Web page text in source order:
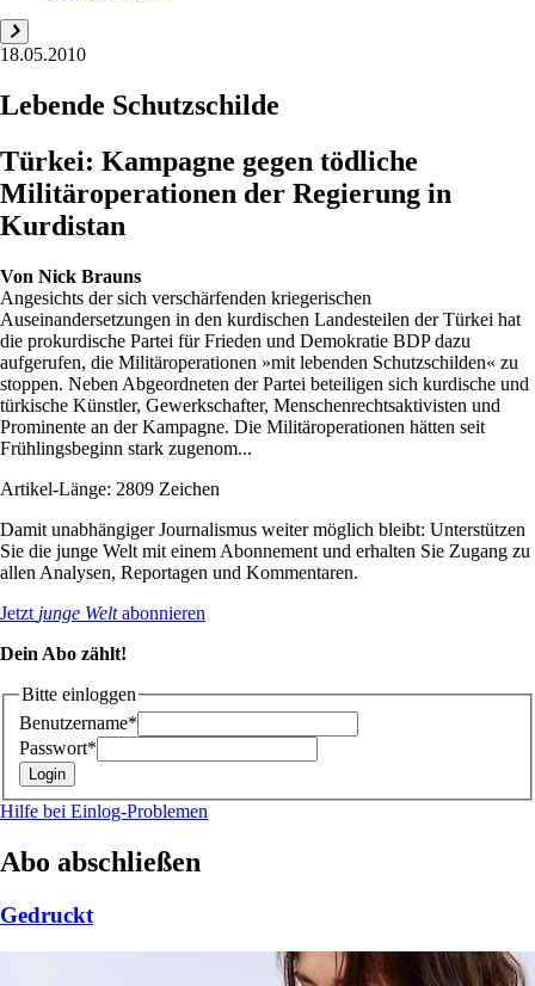
18.05.2010
Lebende Schutzschilde
Türkei: Kampagne gegen tödliche
Militäroperationen der Regierung in
Kurdistan
Von Nick Brauns
Angesichts der sich verschärfenden kriegerischen
Auseinandersetzungen in den kurdischen Landesteilen der Türkei hat
die prokurdische Partei für Frieden und Demokratie BDP dazu
aufgerufen, die Militäroperationen »mit lebenden Schutzschilden« zu
stoppen. Neben Abgeordneten der Partei beteiligen sich kurdische und
türkische Künstler, Gewerkschafter, Menschenrechtsaktivisten und
Prominente an der Kampagne. Die Militäroperationen hätten seit
Frühlingsbeginn stark zugenom...
Artikel-Länge: 2809 Zeichen
Damit unabhängiger Journalismus weiter möglich bleibt: Unterstützen
Sie die junge Welt mit einem Abonnement und erhalten Sie Zugang zu
allen Analysen, Reportagen und Kommentaren.
Jetzt junge Weltabonnieren
Dein Abo zählt!
Bitte einloggen
Benutzername*
Passwort*
Hilfe bei Einlog-Problemen
Abo abschließen
Gedruckt